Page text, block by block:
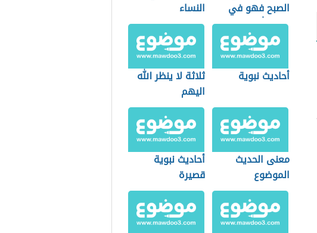
الصبح فهو في
ذمة الله
النساء
أحاديث نبوية
ثلاثة لا ينظر الله
اليهم
معنى الحديث
الموضوع
أحاديث نبوية
قصيرة